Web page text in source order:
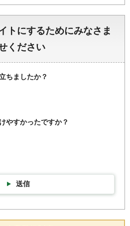
トにするためにみなさま
ください
ちましたか？
やすかったですか？
送信